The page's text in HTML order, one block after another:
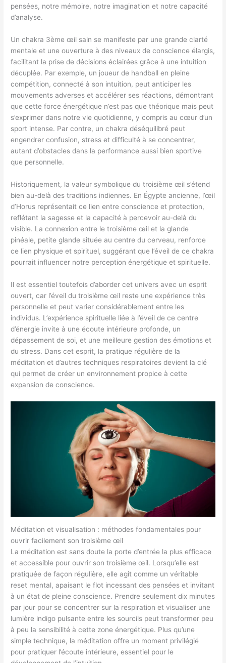
pensées, notre mémoire, notre imagination et notre capacité
d’analyse.
Un chakra 3ème œil sain se manifeste par une grande clarté
mentale et une ouverture à des niveaux de conscience élargis,
facilitant la prise de décisions éclairées grâce à une intuition
décuplée. Par exemple, un joueur de handball en pleine
compétition, connecté à son intuition, peut anticiper les
mouvements adverses et accélérer ses réactions, démontrant
que cette force énergétique n’est pas que théorique mais peut
s’exprimer dans notre vie quotidienne, y compris au cœur d’un
sport intense. Par contre, un chakra déséquilibré peut
engendrer confusion, stress et difficulté à se concentrer,
autant d’obstacles dans la performance aussi bien sportive
que personnelle.
Historiquement, la valeur symbolique du troisième œil s’étend
bien au-delà des traditions indiennes. En Égypte ancienne, l’œil
d’Horus représentait ce lien entre conscience et protection,
reflétant la sagesse et la capacité à percevoir au-delà du
visible. La connexion entre le troisième œil et la glande
pinéale, petite glande située au centre du cerveau, renforce
ce lien physique et spirituel, suggérant que l’éveil de ce chakra
pourrait influencer notre perception énergétique et spirituelle.
Il est essentiel toutefois d’aborder cet univers avec un esprit
ouvert, car l’éveil du troisième œil reste une expérience très
personnelle et peut varier considérablement entre les
individus. L’expérience spirituelle liée à l’éveil de ce centre
d’énergie invite à une écoute intérieure profonde, un
dépassement de soi, et une meilleure gestion des émotions et
du stress. Dans cet esprit, la pratique régulière de la
méditation et d’autres techniques respiratoires devient la clé
qui permet de créer un environnement propice à cette
expansion de conscience.
Méditation et visualisation : méthodes fondamentales pour
ouvrir facilement son troisième œil
La méditation est sans doute la porte d’entrée la plus efficace
et accessible pour ouvrir son troisième œil. Lorsqu’elle est
pratiquée de façon régulière, elle agit comme un véritable
reset mental, apaisant le flot incessant des pensées et invitant
à un état de pleine conscience. Prendre seulement dix minutes
par jour pour se concentrer sur la respiration et visualiser une
lumière indigo pulsante entre les sourcils peut transformer peu
à peu la sensibilité à cette zone énergétique. Plus qu’une
simple technique, la méditation offre un moment privilégié
pour pratiquer l’écoute intérieure, essentiel pour le